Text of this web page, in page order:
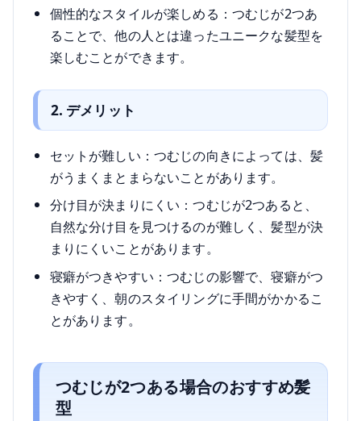
個性的なスタイルが楽しめる：つむじが2つあ
ることで、他の人とは違ったユニークな髪型を
楽しむことができます。
2. デメリット
セットが難しい：つむじの向きによっては、髪
がうまくまとまらないことがあります。
分け目が決まりにくい：つむじが2つあると、
自然な分け目を見つけるのが難しく、髪型が決
まりにくいことがあります。
寝癖がつきやすい：つむじの影響で、寝癖がつ
きやすく、朝のスタイリングに手間がかかるこ
とがあります。
つむじが2つある場合のおすすめ髪
型